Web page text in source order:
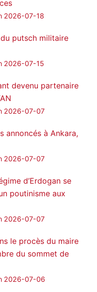
2026-07-18
putsch militaire
2026-07-15
devenu partenaire
2026-07-07
annoncés à Ankara,
2026-07-07
d’Erdogan se
poutinisme aux
2026-07-07
le procès du maire
du sommet de
2026-07-06